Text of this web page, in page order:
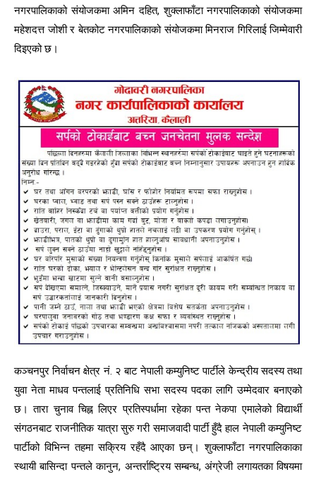
नगरपालिकाको संयोजकमा अमिन दहित, शुक्लाफाँटा नगरपालिकाको संयोजकमा
महेशदत्त जोशी र बेतकोट नगरपालिकाको संयोजकमा मिनराज गिरिलाई जिम्मेवारी
दिइएको छ।
कञ्चनपुर निर्वाचन क्षेत्र नं. २ बाट नेपाली कम्युनिष्ट पार्टीले केन्द्रीय सदस्य तथा
युवा नेता माधव पन्तलाई प्रतिनिधि सभा सदस्य पदका लागि उम्मेदवार बनाएको
छ। तारा चुनाव चिह्न लिएर प्रतिस्पर्धामा रहेका पन्त नेकपा एमालेको विद्यार्थी
संगठनबाट राजनीतिक यात्रा सुरु गरी समाजवादी पार्टी हुँदै हाल नेपाली कम्युनिष्ट
पार्टीको विभिन्न तहमा सक्रिय रहँदै आएका छन्। शुक्लाफाँटा नगरपालिकाका
स्थायी बासिन्दा पन्तले कानुन, अन्तर्राष्ट्रिय सम्बन्ध, अंग्रेजी लगायतका विषयमा